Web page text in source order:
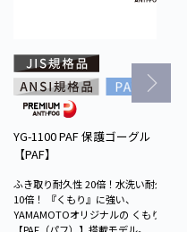
YG-1100 PAF 保護ゴーグル
【PAF】
ふき取り耐久性 20倍！水洗い耐久性
10倍！ 『くもり』に強い、
YAMAMOTOオリジナルの くもり止め